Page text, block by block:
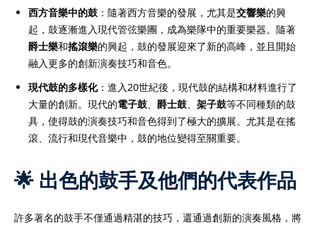
西方音樂中的鼓 ：隨著西方音樂的發展，尤其是交響樂的興
起，鼓逐漸進入現代管弦樂團，成為樂隊中的重要樂器。隨著
爵士樂和搖滾樂的興起，鼓的發展迎來了新的高峰，並且開始
融入更多的創新演奏技巧和音色。
現代鼓的多樣化：進入20世紀後，現代鼓的結構和材料進行了
大量的創新。現代的電子鼓、 爵士鼓、 架子鼓等不同種類的鼓
具，使得鼓的演奏技巧和音色得到了極大的擴展。尤其是在搖
滾、流行和現代音樂中，鼓的地位變得至關重要。
🌟 出色的鼓手及他們的代表作品
許多著名的鼓手不僅通過精湛的技巧，還通過創新的演奏風格，將